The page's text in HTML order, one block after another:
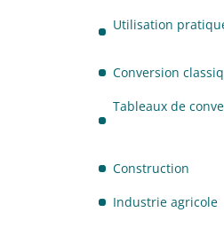
Utilisation
Conversion
Tableaux de
Construction
Industrie agricole